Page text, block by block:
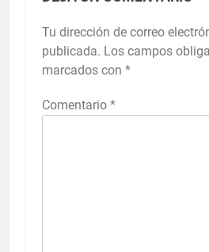
Tu dirección de correo
publicada. Los campos
marcados con *
Comentario *